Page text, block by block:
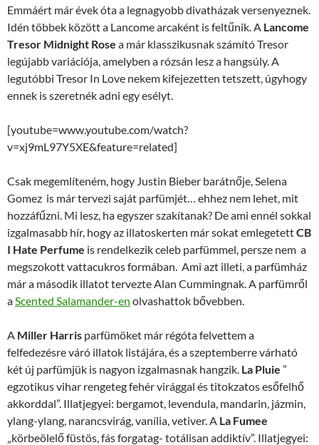
Emmáért már évek óta a legnagyobb divatházak versenyeznek.
Idén többek között a Lancome arcaként is feltűnik. A Lancome
Tresor Midnight Rose a már klasszikusnak számító Tresor
legújabb variációja, amelyben a rózsán lesz a hangsúly. A
legutóbbi Tresor In Love nekem kifejezetten tetszett, úgyhogy
ennek is szeretnék adni egy esélyt.
[youtube=www.youtube.com/watch?
v=xj9mL97Y5XE&feature=related]
Csak megemlíteném, hogy Justin Bieber barátnője, Selena
Gomez is már tervezi saját parfümjét… ehhez nem lehet, mit
hozzáfűzni. Mi lesz, ha egyszer szakítanak? De ami ennél sokkal
izgalmasabb hír, hogy az illatoskerten már sokat emlegetettCB
I Hate Perfume is rendelkezik celeb parfümmel, persze nem a
megszokott vattacukros formában. Ami azt illeti, a parfümház
már a második illatot tervezte Alan Cummingnak. A parfümről
aScented Salamander-en olvashattok bővebben.
A Miller Harris parfümöket már régóta felvettem a
felfedezésre váró illatok listájára, és a szeptemberre várható
két új parfümjük is nagyon izgalmasnak hangzik. La Pluie ”
egzotikus vihar rengeteg fehér virággal és titokzatos esőfelhő
akkorddal”. Illatjegyei: bergamot, levendula, mandarin, jázmin,
ylang-ylang, narancsvirág, vanília, vetiver. A La Fumee
„körbeölelő füstös, fás forgatag- totálisan addiktív”. Illatjegyei: